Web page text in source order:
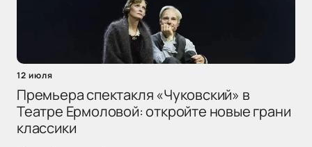
12 июля
Премьера спектакля «Чуковский» в
Театре Ермоловой: откройте новые грани
классики